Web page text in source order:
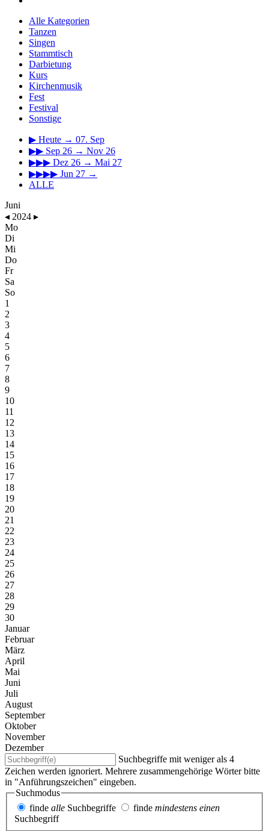
Alle Kategorien
Tanzen
Singen
Stammtisch
Darbietung
Kurs
Kirchenmusik
Fest
Festival
Sonstige
▶ Heute → 07. Sep
▶▶ Sep 26 → Nov 26
▶▶▶ Dez 26 → Mai 27
▶▶▶▶ Jun 27 →
ALLE
Juni
◂ 2024 ▸
Mo
Di
Mi
Do
Fr
Sa
So
1
2
3
4
5
6
7
8
9
10
11
12
13
14
15
16
17
18
19
20
21
22
23
24
25
26
27
28
29
30
Januar
Februar
März
April
Mai
Juni
Juli
August
September
Oktober
November
Dezember
Suchbegriffe mit weniger als 4
Zeichen werden ignoriert. Mehrere zusammengehörige Wörter bitte
in "Anführungszeichen" eingeben.
Suchmodus
finde alle Suchbegriffe finde mindestens einen
Suchbegriff